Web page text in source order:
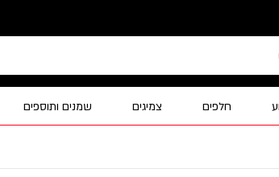
חלפים צמיגים שמנים ותוספים